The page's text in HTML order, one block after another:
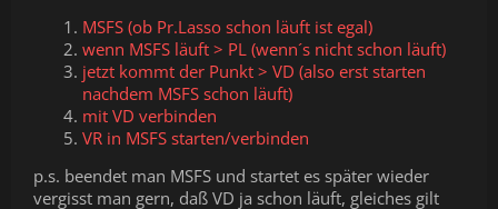
MSFS (ob Pr.Lasso schon läuft ist egal)
wenn MSFS läuft > PL (wenn´s nicht schon läuft)
jetzt kommt der Punkt > VD (also erst starten
nachdem MSFS schon läuft)
mit VD verbinden
VR in MSFS starten/verbinden
p.s. beendet man MSFS und startet es später wieder
vergisst man gern, daß VD ja schon läuft, gleiches gilt